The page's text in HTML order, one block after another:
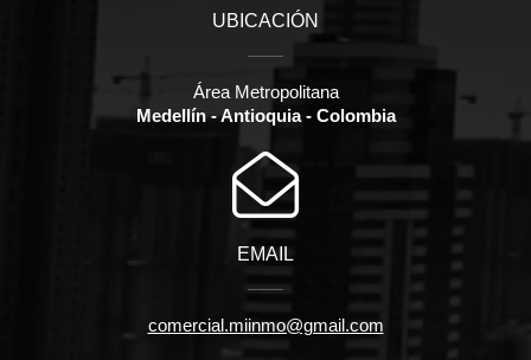
UBICACIÓN
Área Metropolitana
Medellín - Antioquia - Colombia
EMAIL
comercial.miinmo@gmail.com